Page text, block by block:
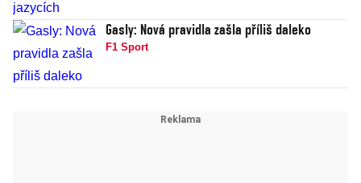
Gasly: Nová pravidla zašla příliš daleko
F1 Sport